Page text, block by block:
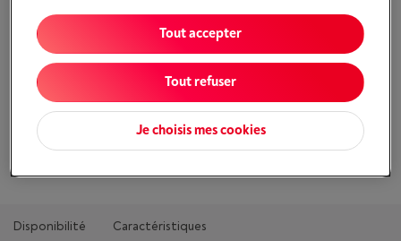
Atouts
Afficher toutes les caractéristiques
Disponibilité Caractéristiques
Je choisis mes cookies
Tout refuser
Tout accepter